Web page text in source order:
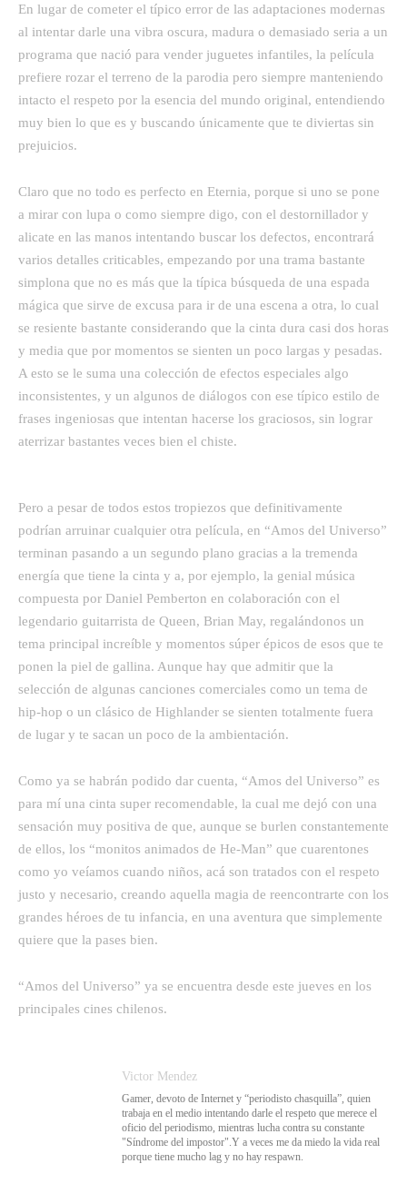
En lugar de cometer el típico error de las adaptaciones modernas
al intentar darle una vibra oscura, madura o demasiado seria a un
programa que nació para vender juguetes infantiles, la película
prefiere rozar el terreno de la parodia pero siempre manteniendo
intacto el respeto por la esencia del mundo original, entendiendo
muy bien lo que es y buscando únicamente que te diviertas sin
prejuicios.
Claro que no todo es perfecto en Eternia, porque si uno se pone
a mirar con lupa o como siempre digo, con el destornillador y
alicate en las manos intentando buscar los defectos, encontrará
varios detalles criticables, empezando por una trama bastante
simplona que no es más que la típica búsqueda de una espada
mágica que sirve de excusa para ir de una escena a otra, lo cual
se resiente bastante considerando que la cinta dura casi dos horas
y media que por momentos se sienten un poco largas y pesadas.
A esto se le suma una colección de efectos especiales algo
inconsistentes, y un algunos de diálogos con ese típico estilo de
frases ingeniosas que intentan hacerse los graciosos, sin lograr
aterrizar bastantes veces bien el chiste.
Pero a pesar de todos estos tropiezos que definitivamente
podrían arruinar cualquier otra película, en “Amos del Universo”
terminan pasando a un segundo plano gracias a la tremenda
energía que tiene la cinta y a, por ejemplo, la genial música
compuesta por Daniel Pemberton en colaboración con el
legendario guitarrista de Queen, Brian May, regalándonos un
tema principal increíble y momentos súper épicos de esos que te
ponen la piel de gallina. Aunque hay que admitir que la
selección de algunas canciones comerciales como un tema de
hip-hop o un clásico de Highlander se sienten totalmente fuera
de lugar y te sacan un poco de la ambientación.
Como ya se habrán podido dar cuenta, “Amos del Universo” es
para mí una cinta super recomendable, la cual me dejó con una
sensación muy positiva de que, aunque se burlen constantemente
de ellos, los “monitos animados de He-Man” que cuarentones
como yo veíamos cuando niños, acá son tratados con el respeto
justo y necesario, creando aquella magia de reencontrarte con los
grandes héroes de tu infancia, en una aventura que simplemente
quiere que la pases bien.
“Amos del Universo” ya se encuentra desde este jueves en los
principales cines chilenos.
Victor Mendez
Gamer, devoto de Internet y “periodisto chasquilla”, quien
trabaja en el medio intentando darle el respeto que merece el
oficio del periodismo, mientras lucha contra su constante
"Síndrome del impostor".Y a veces me da miedo la vida real
porque tiene mucho lag y no hay respawn.